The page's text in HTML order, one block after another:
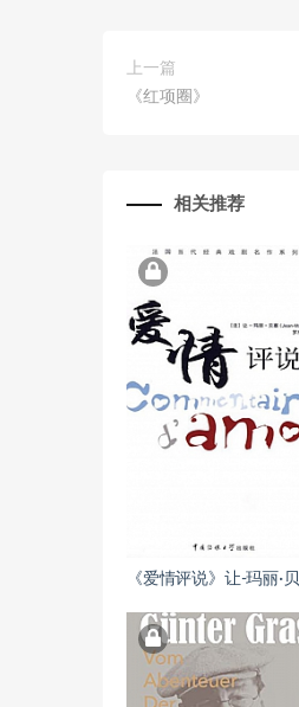
上一篇
《红项圈》
相关推荐
《爱情评说》让-玛丽·